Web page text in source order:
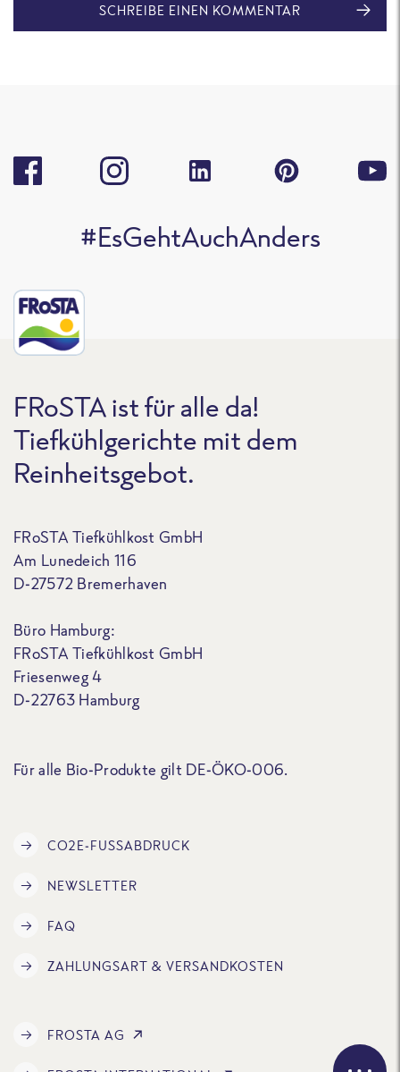
SCHREIBE EINEN KOMMENTAR
#EsGehtAuchAnders
FRoSTA ist für alle da!
Tiefkühlgerichte mit dem
Reinheitsgebot.
FRoSTA Tiefkühlkost GmbH
Am Lunedeich 116
D-27572 Bremerhaven
Büro Hamburg:
FRoSTA Tiefkühlkost GmbH
Friesenweg 4
D-22763 Hamburg
Für alle Bio-Produkte gilt DE-ÖKO-006.
CO2E-FUSSABDRUCK
NEWSLETTER
FAQ
ZAHLUNGSART & VERSANDKOSTEN
FROSTA AG